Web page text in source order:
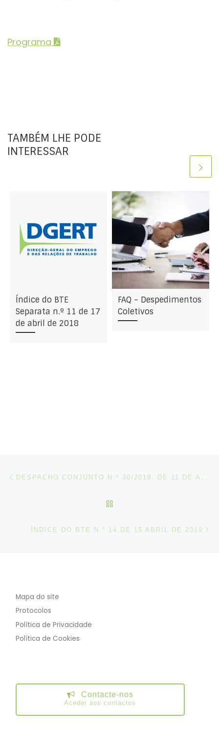
Programa
TAMBÉM LHE PODE
INTERESSAR
Índice do BTE
Separata n.º 11 de 17
de abril de 2018
FAQ – Despedimentos
Coletivos
Post navigation
ÍNDICE DO BTE N.º 14 DE 15 ABRIL DE 2019
Mapa do site
Protocolos
Política de Privacidade
Política de Cookies
Contacte-nos
Aceder aos contactos